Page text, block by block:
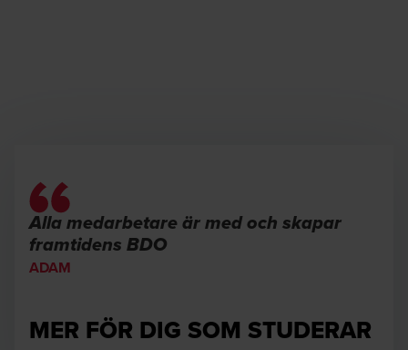
Alla medarbetare är med och skapar
framtidens BDO
ADAM
MER FÖR DIG SOM STUDERAR